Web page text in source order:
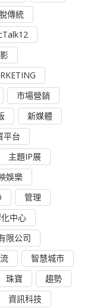
傳統
市場營銷
新媒體
平台
主題IP展
娛樂
管理
中心
限公司
智慧城市
珠寶
趨勢
資訊科技